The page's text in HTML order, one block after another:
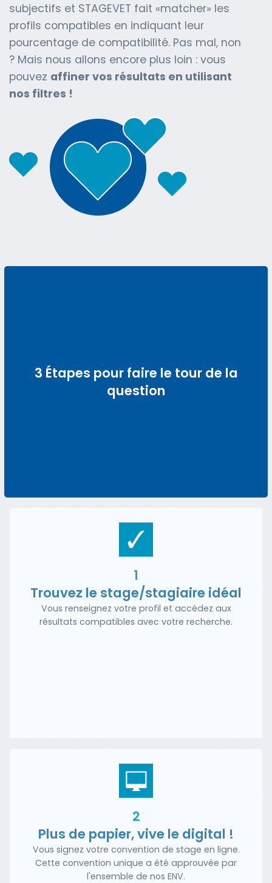
subjectifs et STAGEVET fait «matcher» les
profils compatibles en indiquant leur
pourcentage de compatibilité. Pas mal, non
? Mais nous allons encore plus loin : vous
pouvez affiner vos résultats en utilisant
nos filtres !
3 Étapes pour faire le tour de la
question
1
Trouvez le stage/stagiaire idéal
Vous renseignez votre profil et accédez aux
résultats compatibles avec votre recherche.
2
Plus de papier, vive le digital !
Vous signez votre convention de stage en ligne.
Cette convention unique a été approuvée par
l'ensemble de nos ENV.